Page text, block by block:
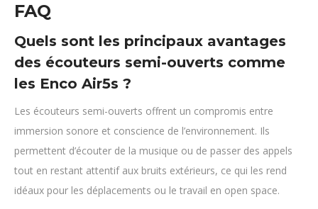
FAQ
Quels sont les principaux avantages
des écouteurs semi-ouverts comme
les Enco Air5s ?
Les écouteurs semi-ouverts offrent un compromis entre
immersion sonore et conscience de l’environnement. Ils
permettent d’écouter de la musique ou de passer des appels
tout en restant attentif aux bruits extérieurs, ce qui les rend
idéaux pour les déplacements ou le travail en open space.